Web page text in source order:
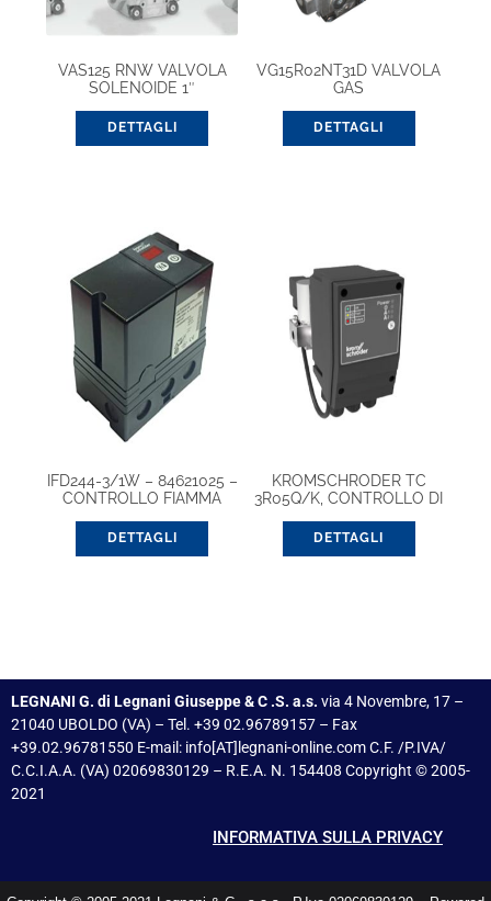
VAS125 RNW VALVOLA
SOLENOIDE 1″
DETTAGLI
VG15R02NT31D VALVOLA
GAS
DETTAGLI
IFD244-3/1W – 84621025 –
CONTROLLO FIAMMA
DETTAGLI
KROMSCHRODER TC
3R05Q/K, CONTROLLO DI
DETTAGLI
LEGNANI G. di Legnani Giuseppe & C .S. a.s. via 4 Novembre, 17 –
21040 UBOLDO (VA) – Tel. +39 02.96789157 – Fax
+39.02.96781550 E-mail: info[AT]legnani-online.com C.F. /P.IVA/
C.C.I.A.A. (VA) 02069830129 – R.E.A. N. 154408 Copyright © 2005-
2021
INFORMATIVA SULLA PRIVACY